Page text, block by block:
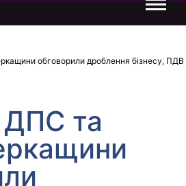
обговорили дроблення бізнесу, ПДВ
та